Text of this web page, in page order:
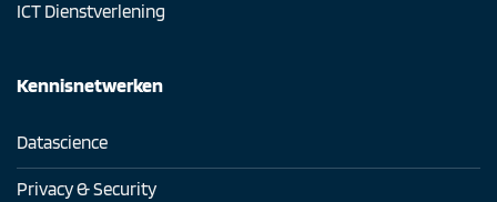
ICT Dienstverlening
Kennisnetwerken
Datascience
Privacy & Security